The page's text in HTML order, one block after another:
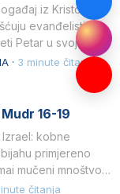
iz Kristova
evanđelisti
Petar u svojoj
· 3 minute čitanja
16-19
Izrael: kobne
primjereno
mučeni mnoštvom
čitanja